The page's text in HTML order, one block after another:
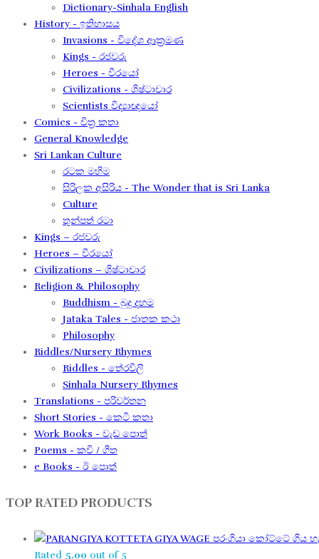
Dictionary-Sinhala English
History - ඉතිහාසය
Invasions - විදේශ ආක‍්‍රමණ
Kings - රජවරු
Heroes - වීරයෝ
Civilizations - ශිෂ්ටාචාර
Scientists විද්‍යාඥයෝ
Comics - චිත්‍ර කතා
General Knowledge
Sri Lankan Culture
රටක මහිම​
සිරිලක අසිරිය​ - The Wonder that is Sri Lanka
Culture
තුන්පත් රටා
Kings – රජවරු
Heroes – වීරයෝ
Civilizations – ශිෂ්ටාචාර
Religion & Philosophy
Buddhism - බුදු දහම
Jataka Tales - ජාතක කථා
Philosophy
Riddles/Nursery Rhymes
Riddles - තේරවිලි
Sinhala Nursery Rhymes
Translations - පරිවර්තන​
Short Stories - කෙටි කතා
Work Books - වැඩ පොත්
Poems - කවි / ගීත​
e Books - ඊ පොත්
TOP RATED PRODUCTS
පරංගියා කෝට්ටේ ගිය
Rated 5.00 out of 5